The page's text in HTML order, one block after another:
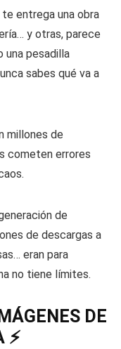
entrega una obra
y otras, parece
una pesadilla
sabes qué va a
millones de
cometen errores
de
de descargas a
eran para
no tiene límites.
DE
⚡️